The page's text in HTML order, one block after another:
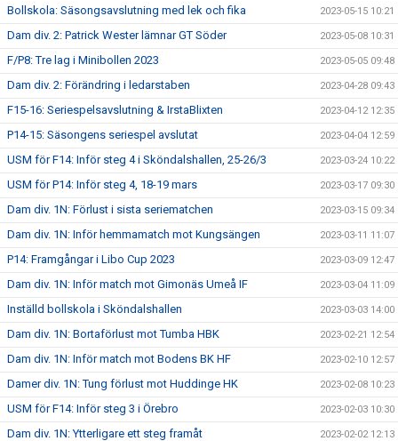
Bollskola: Säsongsavslutning med lek och fika 2023-05-15 10:21
Dam div. 2: Patrick Wester lämnar GT Söder 2023-05-08 10:31
F/P8: Tre lag i Minibollen 2023 2023-05-05 09:48
Dam div. 2: Förändring i ledarstaben 2023-04-28 09:43
F15-16: Seriespelsavslutning & IrstaBlixten 2023-04-12 12:35
P14-15: Säsongens seriespel avslutat 2023-04-04 12:59
USM för F14: Inför steg 4 i Sköndalshallen, 25-26/3 2023-03-24 10:22
USM för P14: Inför steg 4, 18-19 mars 2023-03-17 09:30
Dam div. 1N: Förlust i sista seriematchen 2023-03-15 09:34
Dam div. 1N: Inför hemmamatch mot Kungsängen 2023-03-11 11:07
P14: Framgångar i Libo Cup 2023 2023-03-09 12:47
Dam div. 1N: Inför match mot Gimonäs Umeå IF 2023-03-04 11:09
Inställd bollskola i Sköndalshallen 2023-03-03 14:00
Dam div. 1N: Bortaförlust mot Tumba HBK 2023-02-21 12:54
Dam div. 1N: Inför match mot Bodens BK HF 2023-02-10 12:57
Damer div. 1N: Tung förlust mot Huddinge HK 2023-02-08 10:23
USM för F14: Inför steg 3 i Örebro 2023-02-03 10:30
Dam div. 1N: Ytterligare ett steg framåt 2023-02-02 12:13